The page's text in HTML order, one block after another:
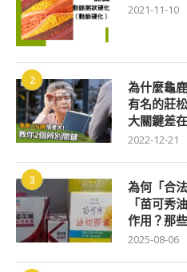
2021-11-10
2
為什麼龜
有名的莊
大關鍵差
2022-12-21
3
為何「合
「苗可秀
作用？那
2025-08-06